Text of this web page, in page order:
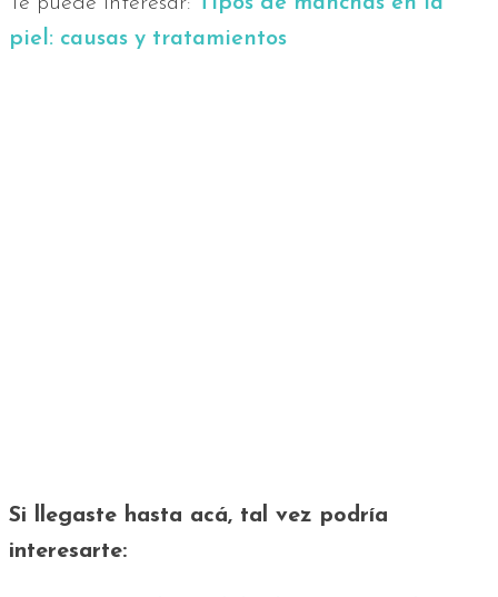
piel: causas y tratamientos
Si llegaste hasta acá, tal vez podría
interesarte: